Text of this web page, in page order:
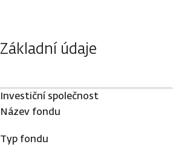
Základní údaje
Investiční společnost
Název fondu
Typ fondu